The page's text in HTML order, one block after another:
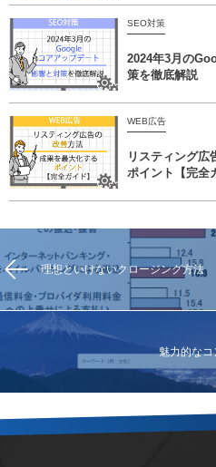
SEO対策
2024年3月の
策を徹底解説
WEB広告
リスティング広
ポイント【完全
理想といけないクロージング方法
魅力的な